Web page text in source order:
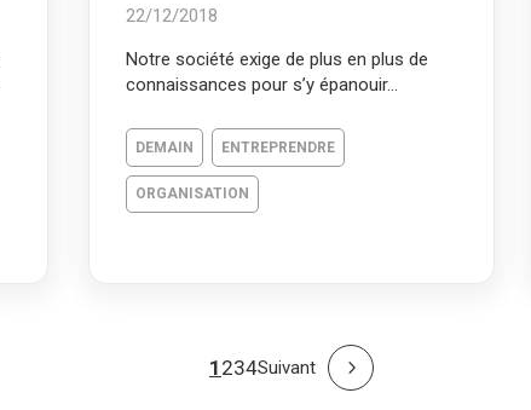
22/12/2018
Notre société exige de plus en plus de
connaissances pour s’y épanouir…
DEMAIN ENTREPRENDRE
ORGANISATION
1 234Suivant